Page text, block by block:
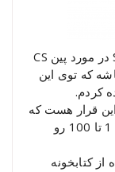
باز هم مطابق سایر ماژول های پروتکل SPI در مورد پین CS
که توی این
قرار هست که
توی یک فایل تکست به اسم Arduino اعداد 1 تا 100 رو
کتابخونه